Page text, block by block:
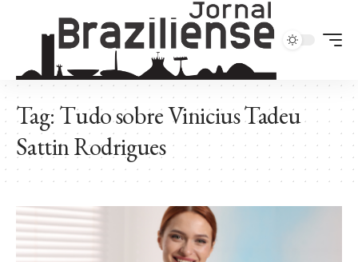
Tag:Tudo sobre Vinicius Tadeu
Sattin Rodrigues